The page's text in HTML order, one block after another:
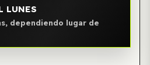
LUNES
dependiendo lugar de